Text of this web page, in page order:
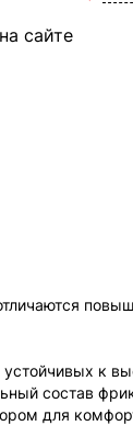
сайте
устойчивых к
состав
для